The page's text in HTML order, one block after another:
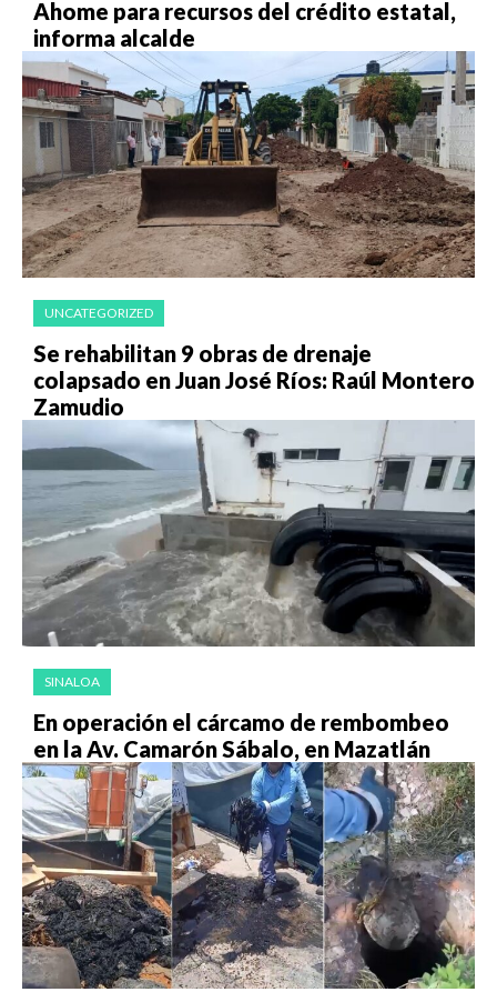
Ahome para recursos del crédito estatal,
informa alcalde
UNCATEGORIZED
Se rehabilitan 9 obras de drenaje
colapsado en Juan José Ríos: Raúl Montero
Zamudio
SINALOA
En operación el cárcamo de rembombeo
en la Av. Camarón Sábalo, en Mazatlán